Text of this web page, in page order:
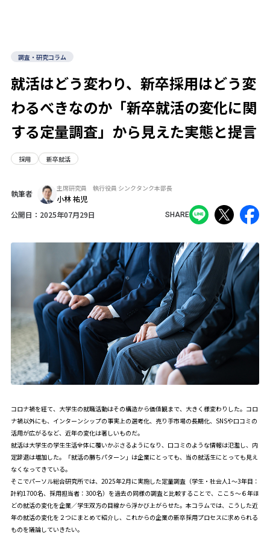
調査・研究コラム
就活はどう変わり、新卒採用はどう変
わるべきなのか――「新卒就活の変化に関
する定量調査」から見えた実態と提言
採用 新卒就活
公開日： 2025年07月29日 SHARE
執筆者
主席研究員 執行役員 シンクタンク本部長
小林 祐児
コロナ禍を経て、大学生の就職活動はその構造から価値観まで、大きく様変わりした。コロ
ナ禍以外にも、インターンシップの事実上の選考化、売り手市場の長期化、SNSや口コミの
活用が広がるなど、近年の変化は著しいものだ。
就活は大学生の学生生活全体に覆いかぶさるようになり、口コミのような情報は氾濫し、内
定辞退は増加した。「就活の勝ちパターン」は企業にとっても、当の就活生にとっても見え
なくなってきている。
そこでパーソル総合研究所では、2025年2月に実施した定量調査 （学生・社会人1〜3年目：
計約1700名、採用担当者：300名）を過去の同様の調査と比較することで、ここ５～６年ほ
どの就活の変化を企業／学生双方の目線から浮かび上がらせた。本コラムでは、こうした近
年の就活の変化を２つにまとめて紹介し、これからの企業の新卒採用プロセスに求められる
ものを議論していきたい。